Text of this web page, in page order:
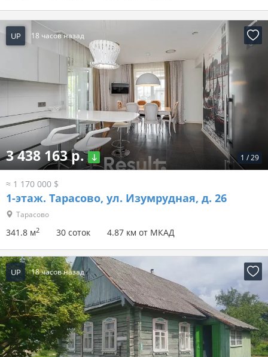
UP 18 часов назад
1 /29
3 438 163 р.
≈ 1 170 000 $
1-этаж. Тарасово, ул. Изумрудная, д. 26
Тарасово
341.8 м2 30 соток 4.87 км от МКАД
UP 18 часов назад